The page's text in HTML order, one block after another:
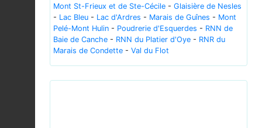
Mont St-Frieux et de Ste-Cécile - Glaisière de Nesles
- Lac Bleu - Lac d'Ardres - Marais de Guînes - Mont
Pelé-Mont Hulin - Poudrerie d'Esquerdes - RNN de
Baie de Canche - RNN du Platier d'Oye - RNR du
Marais de Condette - Val du Flot